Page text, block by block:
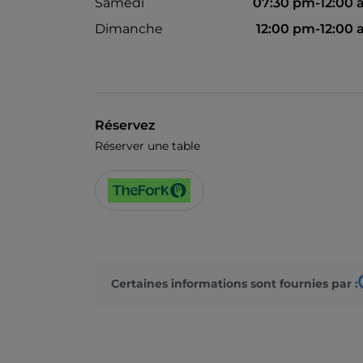
Samedi
07:30 pm-12:00
Dimanche
12:00 pm-12:00
Réservez
Réserver une table
Certaines informations sont fournies par :